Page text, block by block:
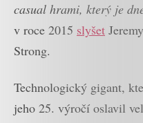
casual hrami, který je
v roce 2015 slyšet
Strong.
Technologický gigant,
jeho 25. výročí oslavil